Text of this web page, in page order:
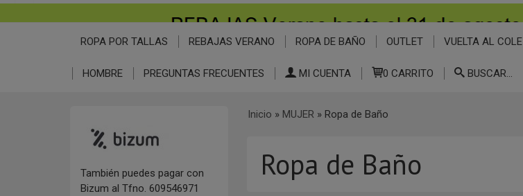
ROPA POR TALLAS REBAJAS VERANO ROPA DE BAÑO OUTLET VUELTA AL COLE
HOMBRE PREGUNTAS FRECUENTES MI CUENTA 0 CARRITO BUSCAR...
También puedes pagar con
Bizum al Tfno. 609546971
Inicio » MUJER » Ropa de Baño
Ropa de Baño